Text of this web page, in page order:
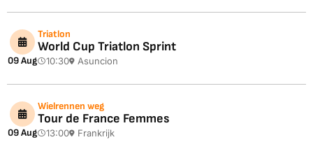
09 Aug
Triatlon
World Cup Triatlon Sprint
10:30 Asuncion
09 Aug
Wielrennen weg
Tour de France Femmes
13:00 Frankrijk